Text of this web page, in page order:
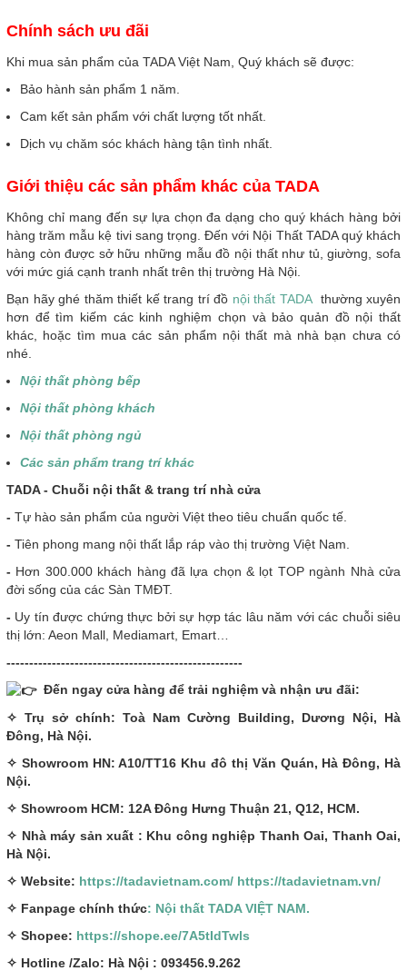
Chính sách ưu đãi
Khi mua sản phẩm của TADA Việt Nam, Quý khách sẽ được:
Bảo hành sản phẩm 1 năm.
Cam kết sản phẩm với chất lượng tốt nhất.
Dịch vụ chăm sóc khách hàng tận tình nhất.
Giới thiệu các sản phẩm khác của TADA
Không chỉ mang đến sự lựa chọn đa dạng cho quý khách hàng bởi
hàng trăm mẫu kệ tivi sang trọng. Đến với Nội Thất TADA quý khách
hàng còn được sở hữu những mẫu đồ nội thất như tủ, giường, sofa
với mức giá cạnh tranh nhất trên thị trường Hà Nội.
Bạn hãy ghé thăm thiết kế trang trí đồ nội thất TADA thường xuyên
hơn để tìm kiếm các kinh nghiệm chọn và bảo quản đồ nội thất
khác, hoặc tìm mua các sản phẩm nội thất mà nhà bạn chưa có
nhé.
Nội thất phòng bếp
Nội thất phòng khách
Nội thất phòng ngủ
Các sản phẩm trang trí khác
TADA - Chuỗi nội thất & trang trí nhà cửa
- Tự hào sản phẩm của người Việt theo tiêu chuẩn quốc tế.
- Tiên phong mang nội thất lắp ráp vào thị trường Việt Nam.
- Hơn 300.000 khách hàng đã lựa chọn & lọt TOP ngành Nhà cửa
đời sống của các Sàn TMĐT.
- Uy tín được chứng thực bởi sự hợp tác lâu năm với các chuỗi siêu
thị lớn: Aeon Mall, Mediamart, Emart…
----------------------------------------------------
Đến ngay cửa hàng để trải nghiệm và nhận ưu đãi:
✧ Trụ sở chính: Toà Nam Cường Building, Dương Nội, Hà
Đông, Hà Nội.
✧ Showroom HN: A10/TT16 Khu đô thị Văn Quán, Hà Đông, Hà
Nội.
✧ Showroom HCM: 12A Đông Hưng Thuận 21, Q12, HCM.
✧ Nhà máy sản xuất : Khu công nghiệp Thanh Oai, Thanh Oai,
Hà Nội.
✧ Website: https://tadavietnam.com/ https://tadavietnam.vn/
✧ Fanpage chính thức: Nội thất TADA VIỆT NAM.
✧ Shopee: https://shope.ee/7A5tIdTwls
✧ Hotline /Zalo: Hà Nội : 093456.9.262